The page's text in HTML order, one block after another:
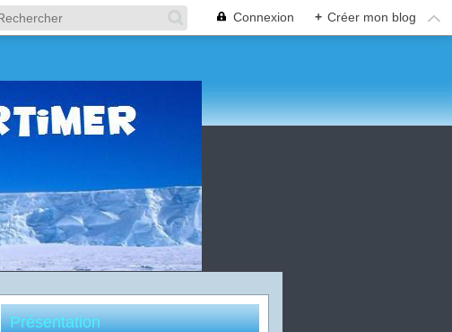
Connexion + Créer mon blog
Présentation